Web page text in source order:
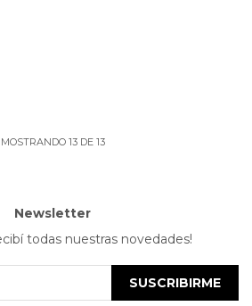
MOSTRANDO 13DE 13
Newsletter
todas nuestras novedades!
SUSCRIBIRME